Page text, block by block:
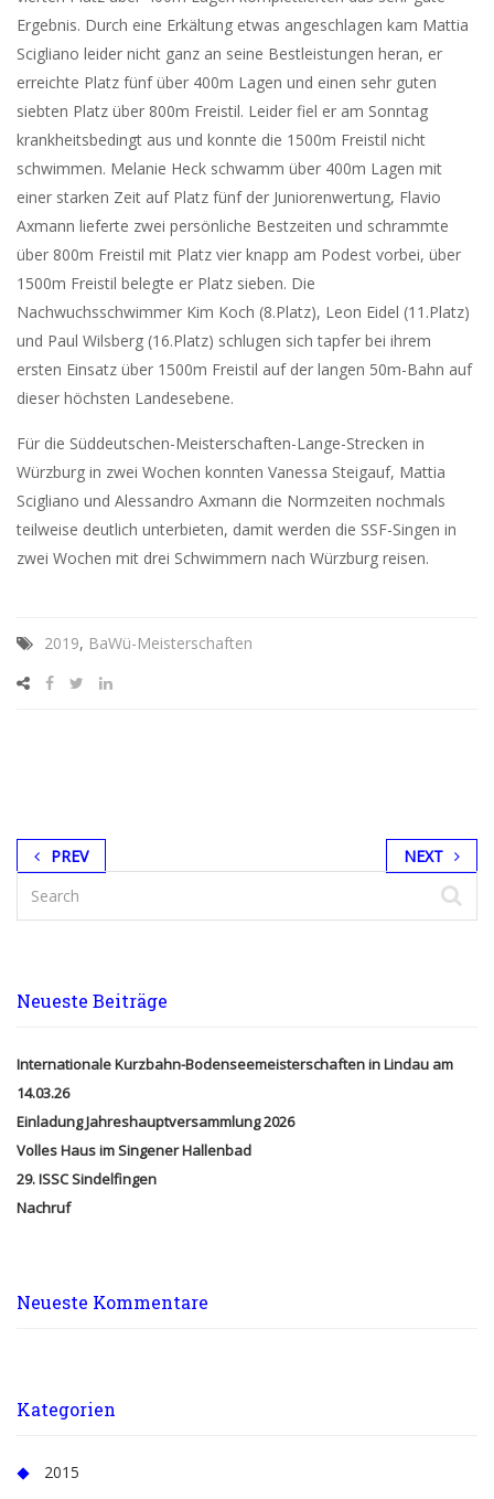
Ergebnis. Durch eine Erkältung etwas angeschlagen kam Mattia
Scigliano leider nicht ganz an seine Bestleistungen heran, er
erreichte Platz fünf über 400m Lagen und einen sehr guten
siebten Platz über 800m Freistil. Leider fiel er am Sonntag
krankheitsbedingt aus und konnte die 1500m Freistil nicht
schwimmen. Melanie Heck schwamm über 400m Lagen mit
einer starken Zeit auf Platz fünf der Juniorenwertung, Flavio
Axmann lieferte zwei persönliche Bestzeiten und schrammte
über 800m Freistil mit Platz vier knapp am Podest vorbei, über
1500m Freistil belegte er Platz sieben. Die
Nachwuchsschwimmer Kim Koch (8.Platz), Leon Eidel (11.Platz)
und Paul Wilsberg (16.Platz) schlugen sich tapfer bei ihrem
ersten Einsatz über 1500m Freistil auf der langen 50m-Bahn auf
dieser höchsten Landesebene.
Für die Süddeutschen-Meisterschaften-Lange-Strecken in
Würzburg in zwei Wochen konnten Vanessa Steigauf, Mattia
Scigliano und Alessandro Axmann die Normzeiten nochmals
teilweise deutlich unterbieten, damit werden die SSF-Singen in
zwei Wochen mit drei Schwimmern nach Würzburg reisen.
2019, BaWü-Meisterschaften
PREV NEXT
Neueste Beiträge
Internationale Kurzbahn-Bodenseemeisterschaften in Lindau am
14.03.26
Einladung Jahreshauptversammlung 2026
Volles Haus im Singener Hallenbad
29. ISSC Sindelfingen
Nachruf
Neueste Kommentare
Kategorien
2015